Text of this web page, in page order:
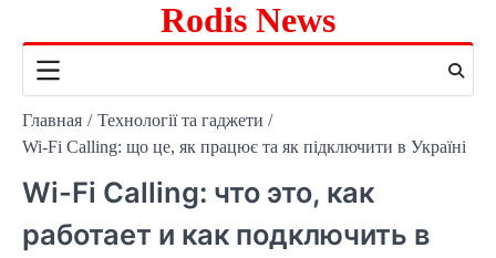
содержимому
Rodis News
Главная
Технології та гаджети
Wi-Fi Calling: що це, як працює та як підключити в Україні
Wi-Fi Calling: что это, как
работает и как подключить в